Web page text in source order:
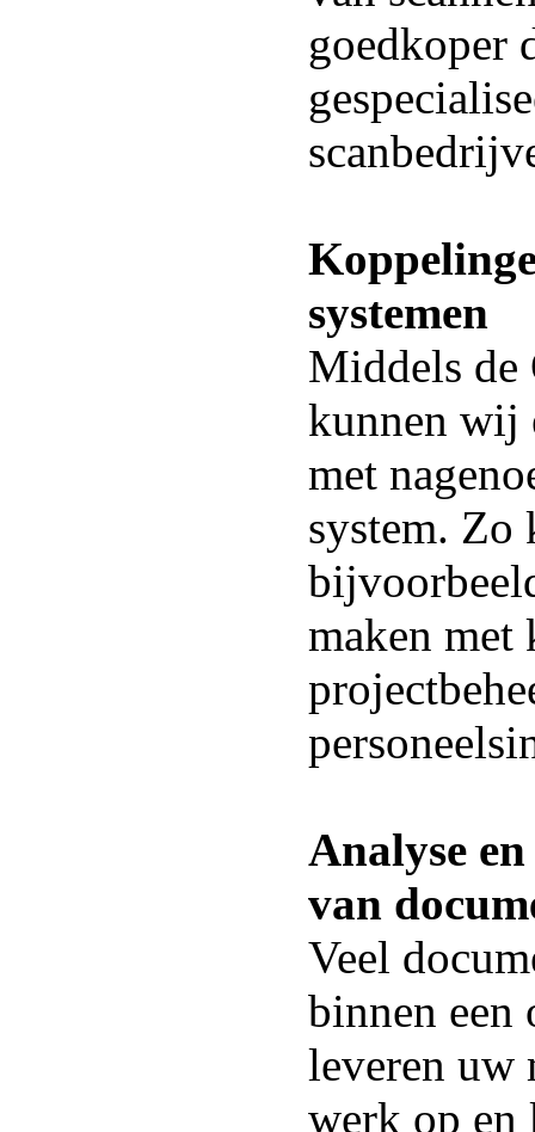
goedkoper
systemen
Middels
kunnen wij
met
system. Zo
maken met
Analyse
van
Veel
binnen een
leveren uw
werk op en